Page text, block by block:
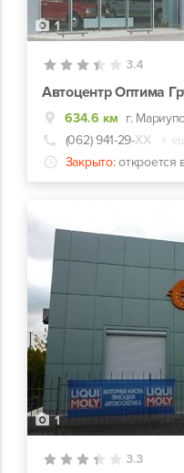
1
3.4
Автоцентр Оптима
634.6 км г.
(062) 941-29-ХХ
+
Закрыто:
1
3.3